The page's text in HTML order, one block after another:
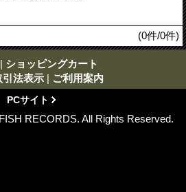
(0件/0件)
| ショッピングカート
法表示 | ご利用案内
PCサイト
RECORDS. All Rights Reserved.